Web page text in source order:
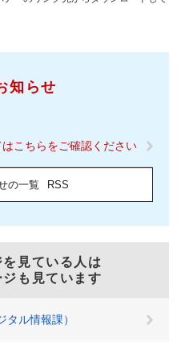
知らせ
こちらをご確認ください
の一覧 RSS
見ている人は
ジも見ています
ル情報課）